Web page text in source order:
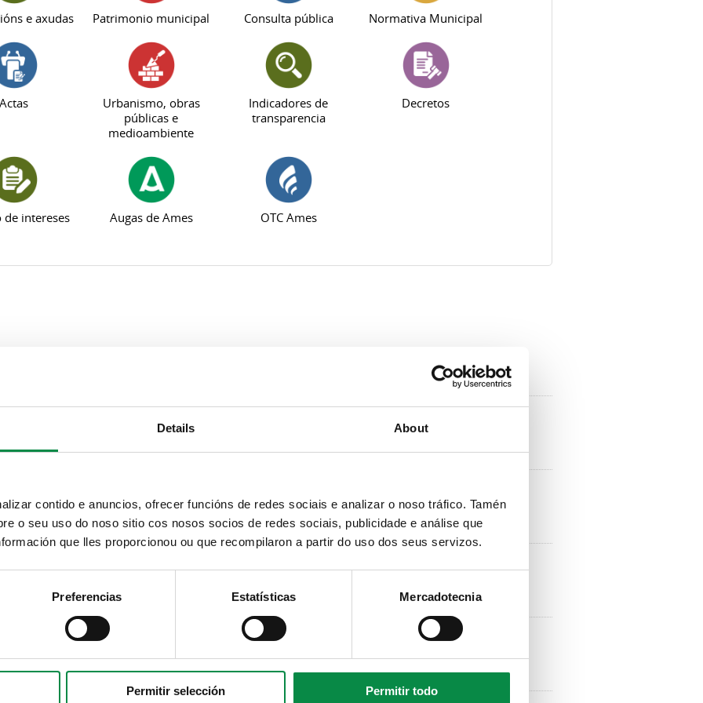
Details About
contido e anuncios, ofrecer funcións de redes sociais e analizar o noso tráfico. Tamén
o seu uso do noso sitio cos nosos socios de redes sociais, publicidade e análise que
que lles proporcionou ou que recompilaron a partir do uso dos seus servizos.
Preferencias Estatísticas Mercadotecnia
Permitir selección Permitir todo
e axudas Patrimonio municipal Consulta pública Normativa Municipal
Actas
Urbanismo, obras
públicas e
medioambiente
Indicadores de
transparencia
Decretos
de intereses Augas de Ames OTC Ames
"Bailamos"